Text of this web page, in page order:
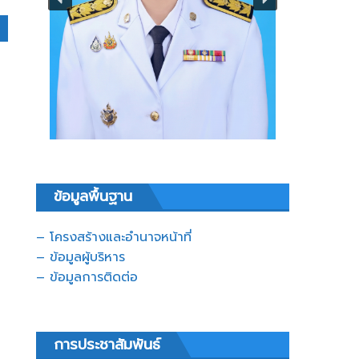
ข้อมูลพื้นฐาน
– โครงสร้างและอำนาจหน้าที่
– ข้อมูลผู้บริหาร
– ข้อมูลการติดต่อ
การประชาสัมพันธ์